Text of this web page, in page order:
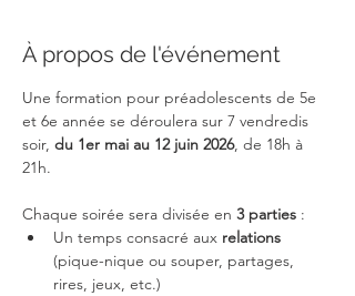
À propos de l'événement
Une formation pour préadolescents de 5e
et 6e année se déroulera sur 7 vendredis
soir, du 1er mai au 12 juin 2026, de 18h à
21h.
Chaque soirée sera divisée en 3 parties :
Un temps consacré aux relations
(pique-nique ou souper, partages,
rires, jeux, etc.)